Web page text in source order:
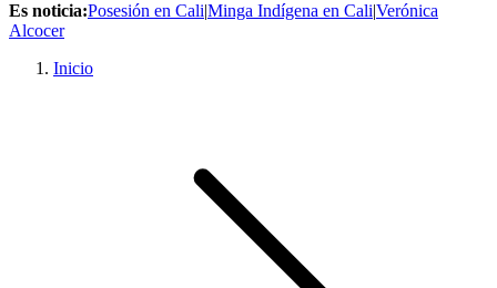
Es noticia:Posesión en Cali|Minga Indígena en Cali|Verónica
Alcocer
Inicio